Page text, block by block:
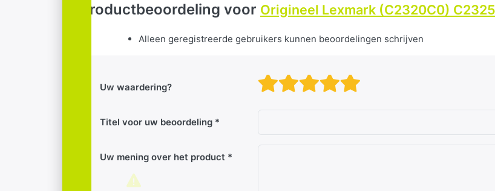
Productbeoordeling voor Origineel Lexmark (C2320C0)
Alleen geregistreerde gebruikers kunnen beoordelingen schrijven
Uw waardering? Beoordeling: 4
Beoordeling: 3 van
Beoordeling: 2 van 5
Beoordeling: 1 van 5
Titel voor uw beoordeling
Uw mening over het product